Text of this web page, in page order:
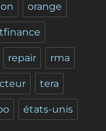
orange
repair rma
tera
états-unis